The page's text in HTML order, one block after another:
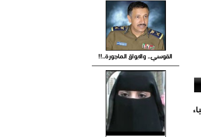
القوسي.. والابواق الماجورة..!!